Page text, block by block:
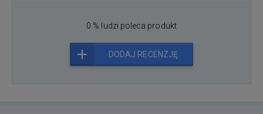
0 % ludzi poleca produkt
DODAJ RECENZJĘ